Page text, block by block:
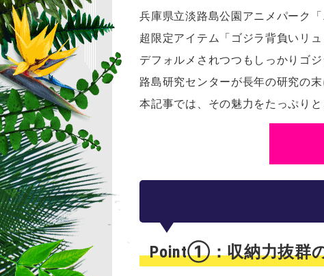
兵庫県立淡路島公園アニメパーク
超限定アイテム「ゴジラ背負いリ
デフォルメされつつもしっかりゴ
路島研究センターが長年の研究の
本記事では、その魅力をたっぷりと
Point①：収納力抜群